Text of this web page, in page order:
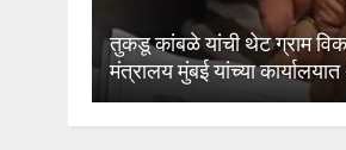
तुकडू कांबळे यांची थेट ग्राम
मंत्रालय मुंबई यांच्या